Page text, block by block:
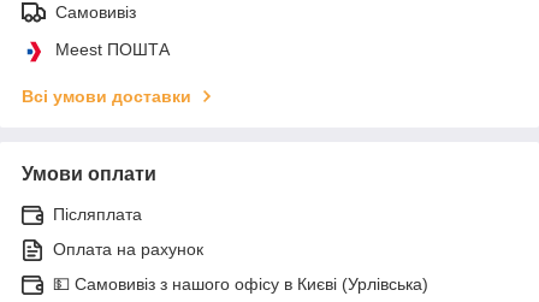
Самовивіз
Meest ПОШТА
Всі умови доставки
Умови оплати
Післяплата
Оплата на рахунок
💵 Самовивіз з нашого офісу в Києві (Урлівська)